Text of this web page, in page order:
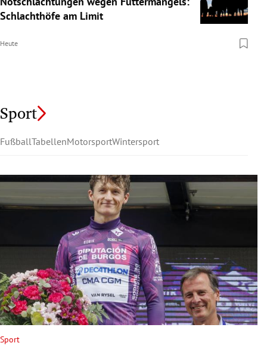
Schlachthöfe am Limit
Heute
Sport
FußballTabellenMotorsportWintersport
Sport